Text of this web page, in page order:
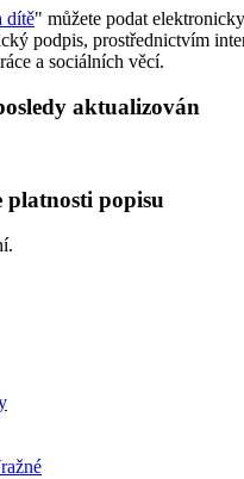
dítě" můžete podat
podpis, prostřednictvím
a sociálních věcí.
aktualizován
platnosti popisu